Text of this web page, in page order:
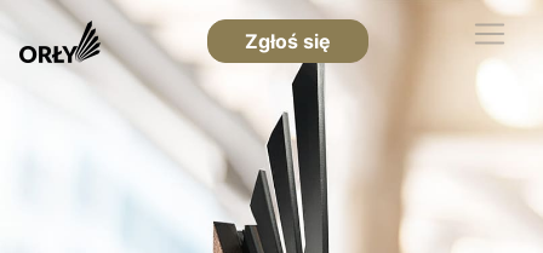
Zgłoś się